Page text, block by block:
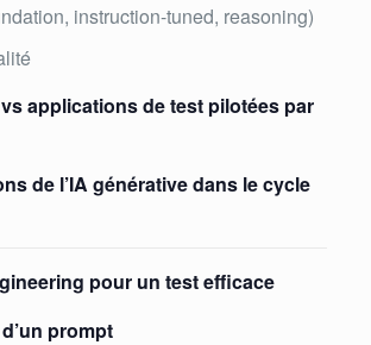
instruction-tuned, reasoning)
applications de test pilotées par
de l’IA générative dans le cycle
pour un test efficace
prompt